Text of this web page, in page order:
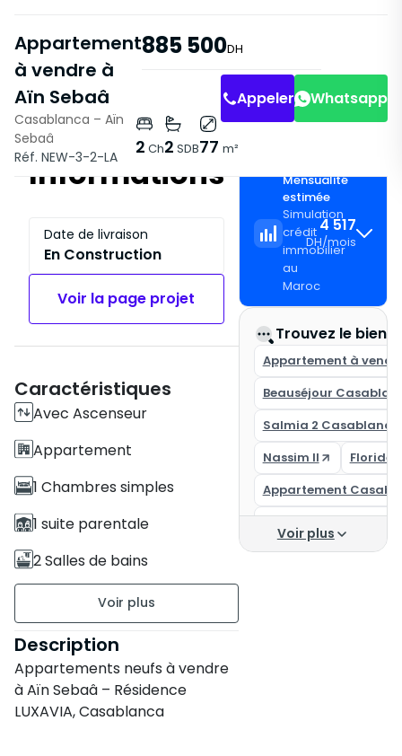
Appartement
à vendre à
Aïn Sebaâ
885 500DH
Casablanca – Aïn
Sebaâ
Réf. NEW-3-2-LA
2 Ch2 SDB77 m²
Appeler Whatsapp
Informations
Date de livraison
En Construction
Voir la page projet
Caractéristiques
Avec Ascenseur
Appartement
1 Chambres simples
1 suite parentale
2 Salles de bains
Non meublé
étage 3 sur 4
7 appartements par palier
Description
Appartements neufs à vendre
à Aïn Sebaâ – Résidence
LUXAVIA, Casablanca
Mensualité
estimée
Simulation
crédit
immobilier
au
Maroc
4 517
DH/mois
Trouvez le bien
Appartement à
Beauséjour
Salmia 2 Casablanca
Nassim II
Floride
Appartement
Achat appartement
Voir plus